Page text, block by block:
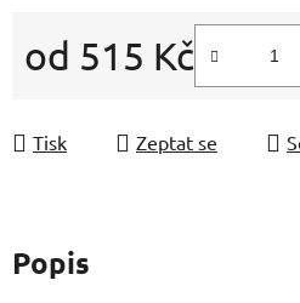
od 515 Kč
Tisk Zeptat se
Popis